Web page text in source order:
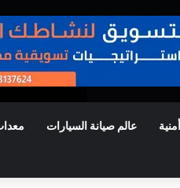
عالم صيانة السيارات